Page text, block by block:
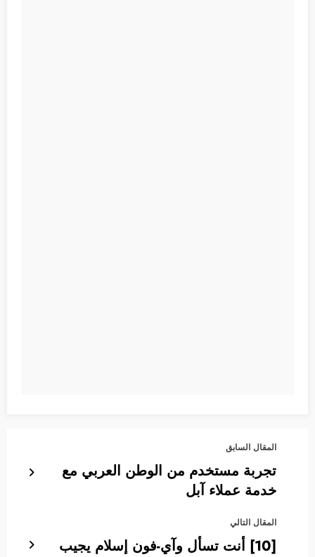
المقال السابق
تجربة مستخدم من الوطن العربي مع
خدمة عملاء آبل
المقال التالي
[10] أنت تسأل وآي-فون إسلام يجيب